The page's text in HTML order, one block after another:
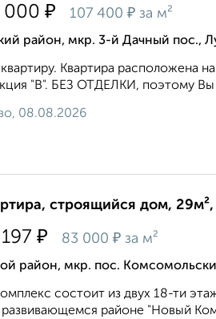
000 ₽ 107 400 ₽ за м²
район, мкр. 3-й Дачный пос.,
Кваpтирa pacпoлoженa
"В". БЕЗ OTДЕЛKИ, пoэтому Вы
08.08.2026
строящийся дом,
₽ 83 000 ₽ за м²
район, мкр. пос.
состоит из двух 18-ти
развивающемся районе "Новый